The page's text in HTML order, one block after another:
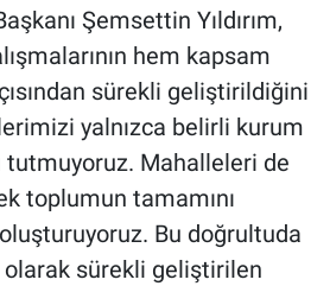
Şemsettin Yıldırım,
hem kapsam
sürekli geliştirildiğini
yalnızca belirli kurum
tutmuyoruz. Mahalleleri de
toplumun tamamını
oluşturuyoruz. Bu doğrultuda
sürekli geliştirilen